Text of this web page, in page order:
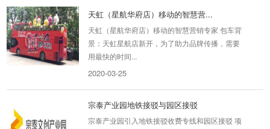
天虹（星航华府店）移动的智慧营...
天虹（星航华府店）移动的智慧营销专家 包车背
景：天虹星航店新开，为了助力品牌传播，需要
用最快的时间...
2020-03-25
宗泰产业园地铁接驳与园区接驳
宗泰产业园引入地铁接驳收费专线和园区接驳 项